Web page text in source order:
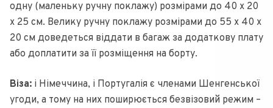
одну (маленьку ручну поклажу) розмірами до 40 х 20
х 25 см. Велику ручну поклажу розмірами до 55 x 40 x
20 см доведеться віддати в багаж за додаткову плату
або доплатити за її розміщення на борту.
Віза: і Німеччина, і Португалія є членами Шенгенської
угоди, а тому на них поширюється безвізовий режим –